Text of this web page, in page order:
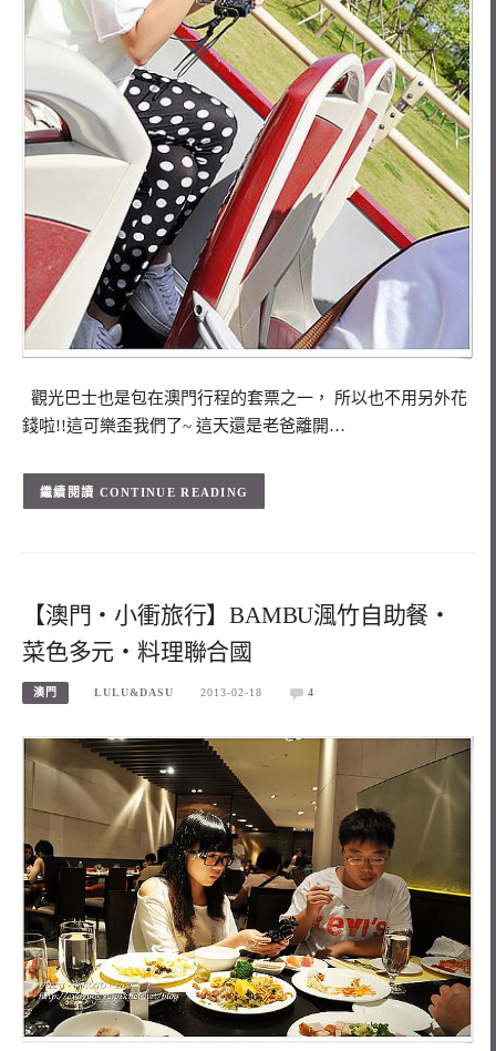
觀光巴士也是包在澳門行程的套票之一， 所以也不用另外花
錢啦!!這可樂歪我們了~ 這天還是老爸離開…
CONTINUE READING
【澳門‧小衝旅行】BAMBU渢竹自助餐‧
菜色多元‧料理聯合國
澳門 LULU&DASU 2013-02-18 4